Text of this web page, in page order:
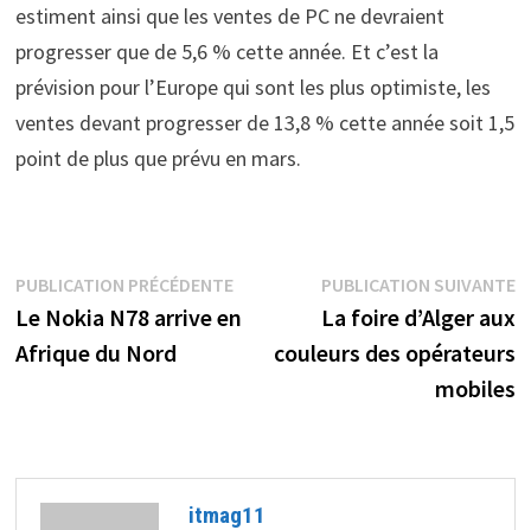
estiment ainsi que les ventes de PC ne devraient
progresser que de 5,6 % cette année. Et c’est la
prévision pour l’Europe qui sont les plus optimiste, les
ventes devant progresser de 13,8 % cette année soit 1,5
point de plus que prévu en mars.
Navigation
de
l’article
PUBLICATION PRÉCÉDENTEPublication
précédente :
Le Nokia N78 arrive en
Afrique du Nord
PUBLICATION SUIVANTE
La foire d’Alger aux
couleurs des opérateurs
mobiles
itmag11